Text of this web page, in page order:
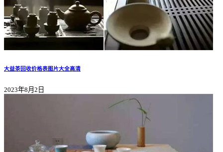
大益茶回收价格表图片大全高清
2023年8月2日